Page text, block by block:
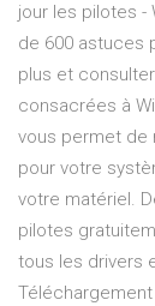
jour les pilotes -
de 600 astuces
plus et
consacrées à
vous permet de
pour votre
votre matériel.
pilotes
tous les drivers